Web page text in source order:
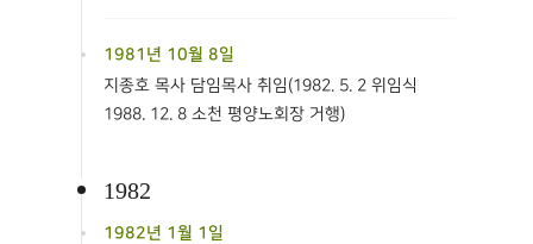
1981년 10월 8일
지종호 목사 담임목사 취임(1982. 5. 2 위임식
1988. 12. 8 소천 평양노회장 거행)
1982
1982년 1월 1일